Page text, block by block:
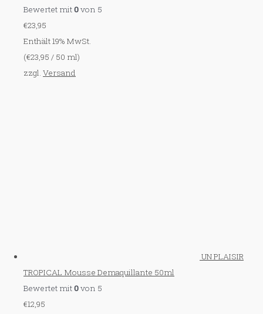
Bewertet mit0von 5
€23,95
Enthält 19% MwSt.
(€23,95 / 50 ml)
zzgl. Versand
UN PLAISIR
TROPICAL Mousse Demaquillante 50ml
Bewertet mit0von 5
€12,95